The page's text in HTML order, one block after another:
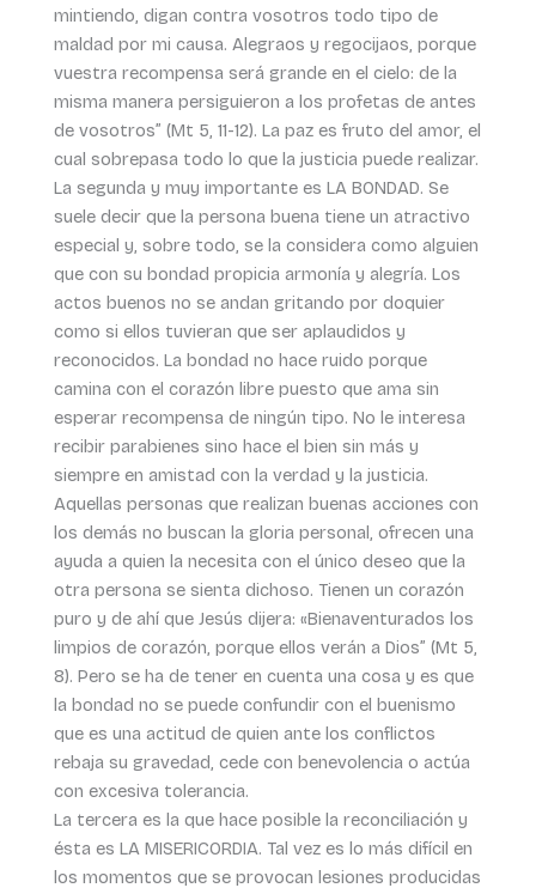
mintiendo, digan contra vosotros todo tipo de
maldad por mi causa. Alegraos y regocijaos, porque
vuestra recompensa será grande en el cielo: de la
misma manera persiguieron a los profetas de antes
de vosotros” (Mt 5, 11-12). La paz es fruto del amor, el
cual sobrepasa todo lo que la justicia puede realizar.
La segunda y muy importante es LA BONDAD. Se
suele decir que la persona buena tiene un atractivo
especial y, sobre todo, se la considera como alguien
que con su bondad propicia armonía y alegría. Los
actos buenos no se andan gritando por doquier
como si ellos tuvieran que ser aplaudidos y
reconocidos. La bondad no hace ruido porque
camina con el corazón libre puesto que ama sin
esperar recompensa de ningún tipo. No le interesa
recibir parabienes sino hace el bien sin más y
siempre en amistad con la verdad y la justicia.
Aquellas personas que realizan buenas acciones con
los demás no buscan la gloria personal, ofrecen una
ayuda a quien la necesita con el único deseo que la
otra persona se sienta dichoso. Tienen un corazón
puro y de ahí que Jesús dijera: «Bienaventurados los
limpios de corazón, porque ellos verán a Dios” (Mt 5,
8). Pero se ha de tener en cuenta una cosa y es que
la bondad no se puede confundir con el buenismo
que es una actitud de quien ante los conflictos
rebaja su gravedad, cede con benevolencia o actúa
con excesiva tolerancia.
La tercera es la que hace posible la reconciliación y
ésta es LA MISERICORDIA. Tal vez es lo más difícil en
los momentos que se provocan lesiones producidas